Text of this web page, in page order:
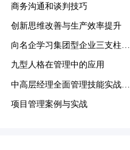
商务沟通和谈判技巧
创新思维改善与生产效率提升
向名企学习集团型企业三支柱…
九型人格在管理中的应用
中高层经理全面管理技能实战…
项目管理案例与实战